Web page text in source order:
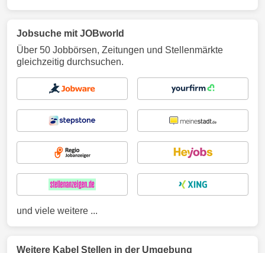
Jobsuche mit JOBworld
Über 50 Jobbörsen, Zeitungen und Stellenmärkte
gleichzeitig durchsuchen.
und viele weitere ...
Weitere Kabel Stellen in der Umgebung